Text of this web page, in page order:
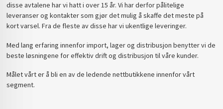
disse avtalene har vi hatt i over 15 år. Vi har derfor pålitelige
leveranser og kontakter som gjør det mulig å skaffe det meste på
kort varsel. Fra de fleste av disse har vi ukentlige leveringer.
Med lang erfaring innenfor import, lager og distribusjon benytter vi de
beste løsningene for effektiv drift og distribusjon til våre kunder.
Målet vårt er å bli en av de ledende nettbutikkene innenfor vårt
segment.